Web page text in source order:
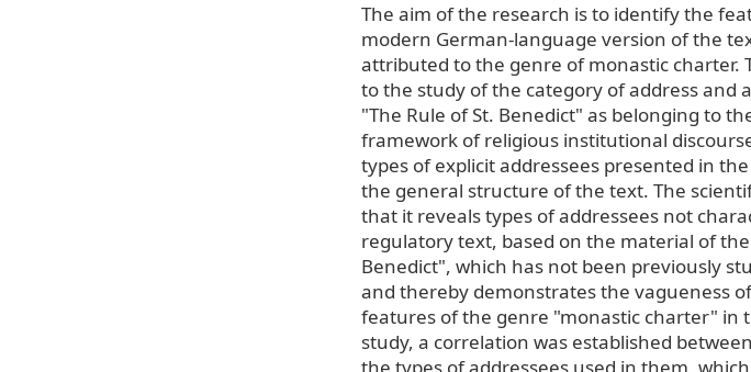
The aim of the research is to identify the
modern German-language version of the
attributed to the genre of monastic charter.
to the study of the category of address and
"The Rule of St. Benedict" as belonging to
framework of religious institutional
types of explicit addressees presented in
the general structure of the text. The
that it reveals types of addressees not
regulatory text, based on the material of
Benedict", which has not been previously
and thereby demonstrates the vagueness
features of the genre "monastic charter" in
study, a correlation was established